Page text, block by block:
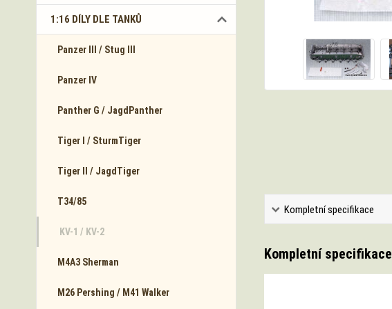
1:16 DÍLY DLE TANKŮ
Panzer III / Stug III
Panzer IV
Panther G / JagdPanther
Tiger I / SturmTiger
Tiger II / JagdTiger
T34/85
KV-1 / KV-2
M4A3 Sherman
M26 Pershing / M41 Walker
Kompletní specifikace
Kompletní specifikace